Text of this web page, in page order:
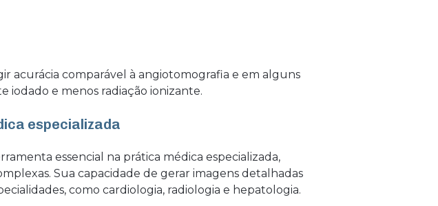
acurácia comparável à angiotomografia e em alguns
iodado e menos radiação ionizante.
especializada
essencial na prática médica especializada,
Sua capacidade de gerar imagens detalhadas
como cardiologia, radiologia e hepatologia.